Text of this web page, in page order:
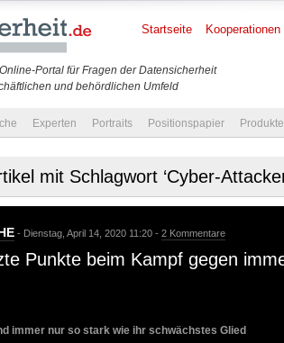
Portal für Fragen der Datensicherheit
und behördlichen Umfeld
Startseite Kooperationen
Experten Portraits Positionspapier Produkte
mit Schlagwort ‘Cyber-
- Dienstag, April 14, 2020 11:20 - 2 Kommentare
Punkte beim Kampf gegen
immer nur so stark wie ihr schwächstes Glied